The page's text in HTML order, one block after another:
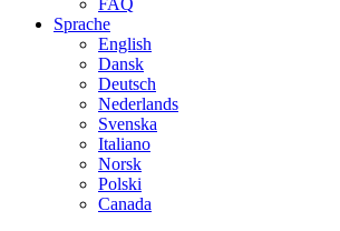
FAQ
Sprache
English
Dansk
Deutsch
Nederlands
Svenska
Italiano
Norsk
Polski
Canada